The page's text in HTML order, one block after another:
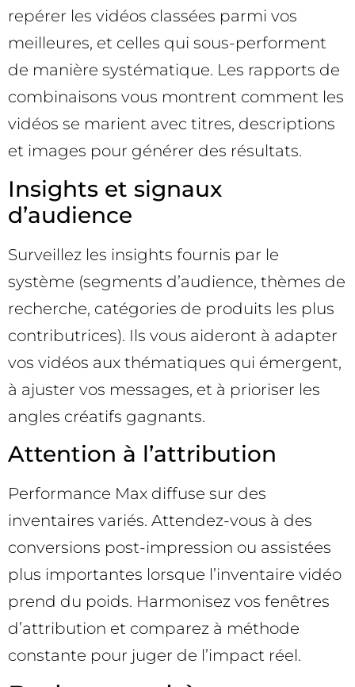
repérer les vidéos classées parmi vos
meilleures, et celles qui sous-performent
de manière systématique. Les rapports de
combinaisons vous montrent comment les
vidéos se marient avec titres, descriptions
et images pour générer des résultats.
Insights et signaux
d’audience
Surveillez les insights fournis par le
système (segments d’audience, thèmes de
recherche, catégories de produits les plus
contributrices). Ils vous aideront à adapter
vos vidéos aux thématiques qui émergent,
à ajuster vos messages, et à prioriser les
angles créatifs gagnants.
Attention à l’attribution
Performance Max diffuse sur des
inventaires variés. Attendez-vous à des
conversions post-impression ou assistées
plus importantes lorsque l’inventaire vidéo
prend du poids. Harmonisez vos fenêtres
d’attribution et comparez à méthode
constante pour juger de l’impact réel.